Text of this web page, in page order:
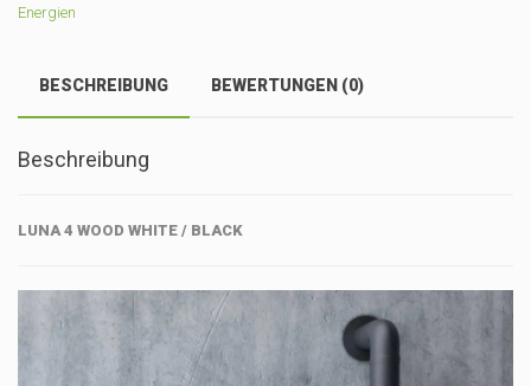
Energien
BESCHREIBUNG BEWERTUNGEN (0)
Beschreibung
LUNA 4 WOOD WHITE / BLACK